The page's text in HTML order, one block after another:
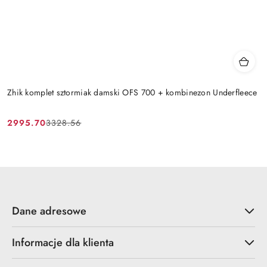
Zhik komplet sztormiak damski OFS 700 + kombinezon Underfleece
Cena
2995.70
Cena
3328.56
Dane adresowe
Informacje dla klienta